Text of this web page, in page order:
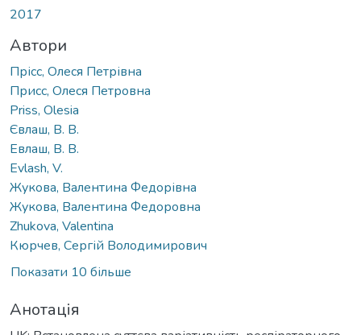
2017
Автори
Прісс, Олеся Петрівна
Присс, Олеся Петровна
Priss, Оlesia
Євлаш, В. В.
Евлаш, В. В.
Evlash, V.
Жукова, Валентина Федорівна
Жукова, Валентина Федоровна
Zhukova, Valentina
Кюрчев, Сергій Володимирович
Показати 10 більше
Анотація